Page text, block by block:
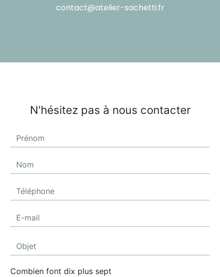
contact@atelier-sachetti.fr
N'hésitez pas à nous contacter
Combien font dix plus sept